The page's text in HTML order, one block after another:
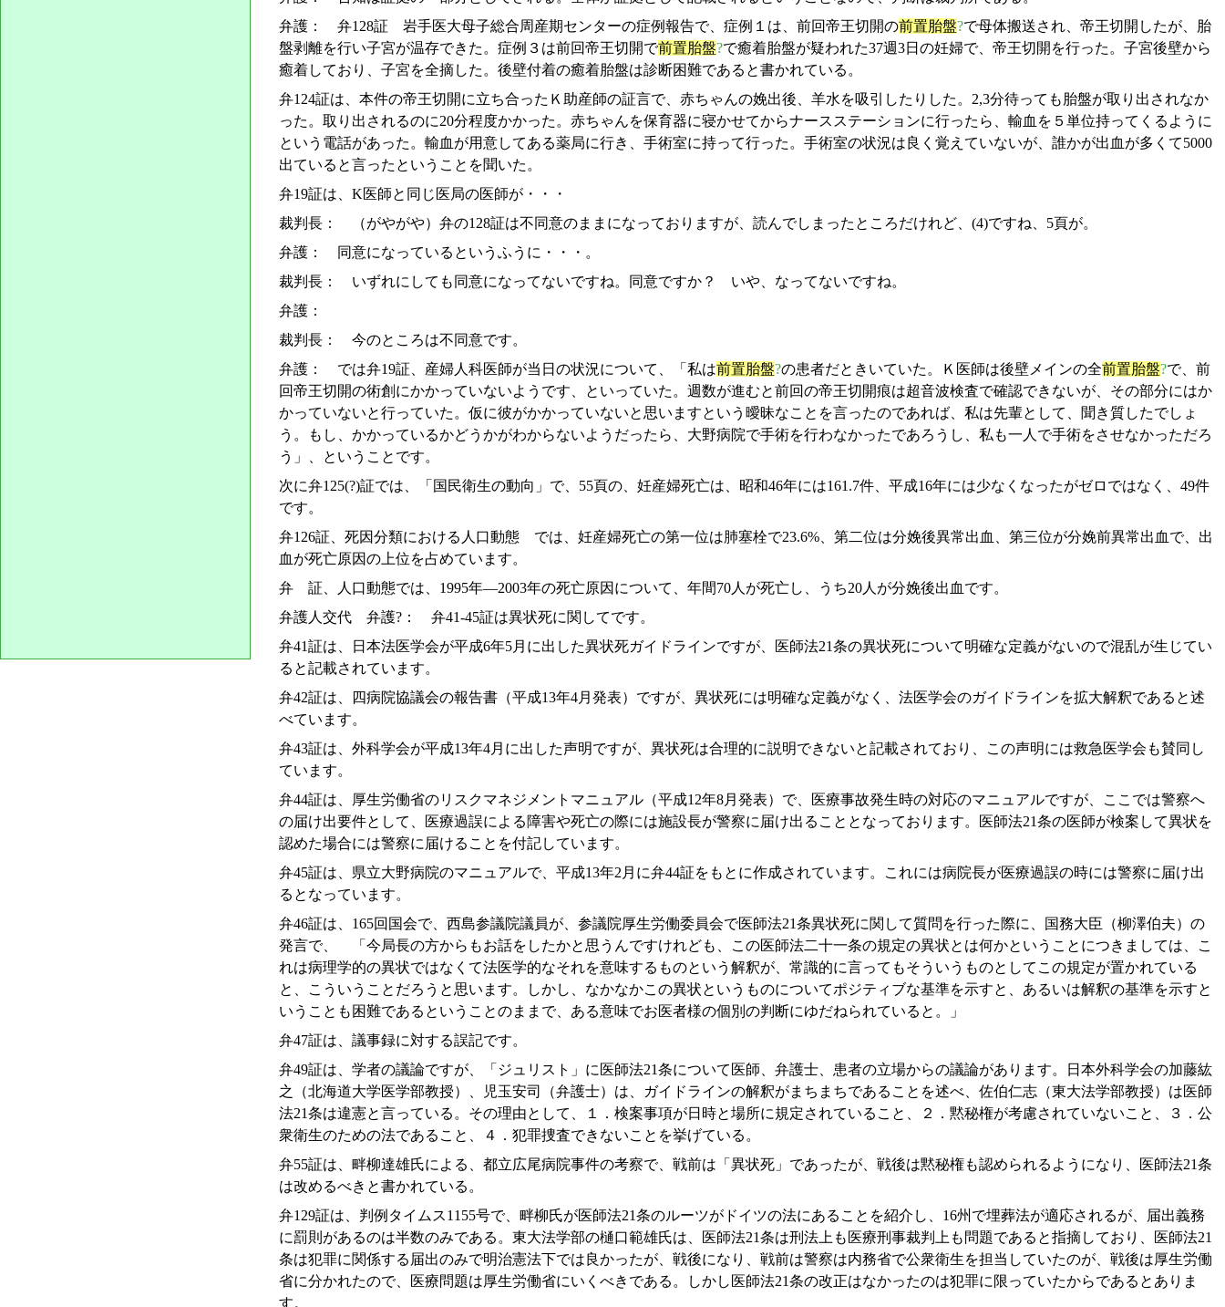
弁護： 弁128証 岩手医大母子総合周産期センターの症例報告で、症例１は、前回帝王切開の前置胎盤?で母体搬送され、帝王切開したが、胎
盤剥離を行い子宮が温存できた。症例３は前回帝王切開で前置胎盤?で癒着胎盤が疑われた37週3日の妊婦で、帝王切開を行った。子宮後壁から
癒着しており、子宮を全摘した。後壁付着の癒着胎盤は診断困難であると書かれている。
弁124証は、本件の帝王切開に立ち合ったＫ助産師の証言で、赤ちゃんの娩出後、羊水を吸引したりした。2,3分待っても胎盤が取り出されなか
った。取り出されるのに20分程度かかった。赤ちゃんを保育器に寝かせてからナースステーションに行ったら、輸血を５単位持ってくるように
という電話があった。輸血が用意してある薬局に行き、手術室に持って行った。手術室の状況は良く覚えていないが、誰かが出血が多くて5000
出ていると言ったということを聞いた。
弁19証は、K医師と同じ医局の医師が・・・
裁判長： （がやがや）弁の128証は不同意のままになっておりますが、読んでしまったところだけれど、(4)ですね、5頁が。
弁護： 同意になっているというふうに・・・。
裁判長： いずれにしても同意になってないですね。同意ですか？ いや、なってないですね。
弁護：
裁判長： 今のところは不同意です。
弁護： では弁19証、産婦人科医師が当日の状況について、「私は前置胎盤?の患者だときいていた。Ｋ医師は後壁メインの全前置胎盤?で、前
回帝王切開の術創にかかっていないようです、といっていた。週数が進むと前回の帝王切開痕は超音波検査で確認できないが、その部分にはか
かっていないと行っていた。仮に彼がかかっていないと思いますという曖昧なことを言ったのであれば、私は先輩として、聞き質したでしょ
う。もし、かかっているかどうかがわからないようだったら、大野病院で手術を行わなかったであろうし、私も一人で手術をさせなかっただろ
う」、ということです。
次に弁125(?)証では、「国民衛生の動向」で、55頁の、妊産婦死亡は、昭和46年には161.7件、平成16年には少なくなったがゼロではなく、49件
です。
弁126証、死因分類における人口動態 では、妊産婦死亡の第一位は肺塞栓で23.6%、第二位は分娩後異常出血、第三位が分娩前異常出血で、出
血が死亡原因の上位を占めています。
弁 証、人口動態では、1995年―2003年の死亡原因について、年間70人が死亡し、うち20人が分娩後出血です。
弁護人交代 弁護?： 弁41-45証は異状死に関してです。
弁41証は、日本法医学会が平成6年5月に出した異状死ガイドラインですが、医師法21条の異状死について明確な定義がないので混乱が生じてい
ると記載されています。
弁42証は、四病院協議会の報告書（平成13年4月発表）ですが、異状死には明確な定義がなく、法医学会のガイドラインを拡大解釈であると述
べています。
弁43証は、外科学会が平成13年4月に出した声明ですが、異状死は合理的に説明できないと記載されており、この声明には救急医学会も賛同し
ています。
弁44証は、厚生労働省のリスクマネジメントマニュアル（平成12年8月発表）で、医療事故発生時の対応のマニュアルですが、ここでは警察へ
の届け出要件として、医療過誤による障害や死亡の際には施設長が警察に届け出ることとなっております。医師法21条の医師が検案して異状を
認めた場合には警察に届けることを付記しています。
弁45証は、県立大野病院のマニュアルで、平成13年2月に弁44証をもとに作成されています。これには病院長が医療過誤の時には警察に届け出
るとなっています。
弁46証は、165回国会で、西島参議院議員が、参議院厚生労働委員会で医師法21条異状死に関して質問を行った際に、国務大臣（柳澤伯夫）の
発言で、 「今局長の方からもお話をしたかと思うんですけれども、この医師法二十一条の規定の異状とは何かということにつきましては、こ
れは病理学的の異状ではなくて法医学的なそれを意味するものという解釈が、常識的に言ってもそういうものとしてこの規定が置かれている
と、こういうことだろうと思います。しかし、なかなかこの異状というものについてポジティブな基準を示すと、あるいは解釈の基準を示すと
いうことも困難であるということのままで、ある意味でお医者様の個別の判断にゆだねられていると。」
弁47証は、議事録に対する誤記です。
弁49証は、学者の議論ですが、「ジュリスト」に医師法21条について医師、弁護士、患者の立場からの議論があります。日本外科学会の加藤紘
之（北海道大学医学部教授）、児玉安司（弁護士）は、ガイドラインの解釈がまちまちであることを述べ、佐伯仁志（東大法学部教授）は医師
法21条は違憲と言っている。その理由として、１．検案事項が日時と場所に規定されていること、２．黙秘権が考慮されていないこと、３．公
衆衛生のための法であること、４．犯罪捜査できないことを挙げている。
弁55証は、畔柳達雄氏による、都立広尾病院事件の考察で、戦前は「異状死」であったが、戦後は黙秘権も認められるようになり、医師法21条
は改めるべきと書かれている。
弁129証は、判例タイムス1155号で、畔柳氏が医師法21条のルーツがドイツの法にあることを紹介し、16州で埋葬法が適応されるが、届出義務
に罰則があるのは半数のみである。東大法学部の樋口範雄氏は、医師法21条は刑法上も医療刑事裁判上も問題であると指摘しており、医師法21
条は犯罪に関係する届出のみで明治憲法下では良かったが、戦後になり、戦前は警察は内務省で公衆衛生を担当していたのが、戦後は厚生労働
省に分かれたので、医療問題は厚生労働省にいくべきである。しかし医師法21条の改正はなかったのは犯罪に限っていたからであるとありま
す。